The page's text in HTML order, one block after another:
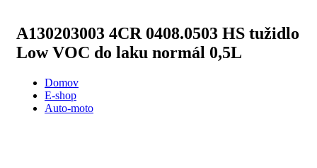
A130203003 4CR 0408.0503 HS tužidlo
Low VOC do laku normál 0,5L
Domov
E-shop
Auto-moto